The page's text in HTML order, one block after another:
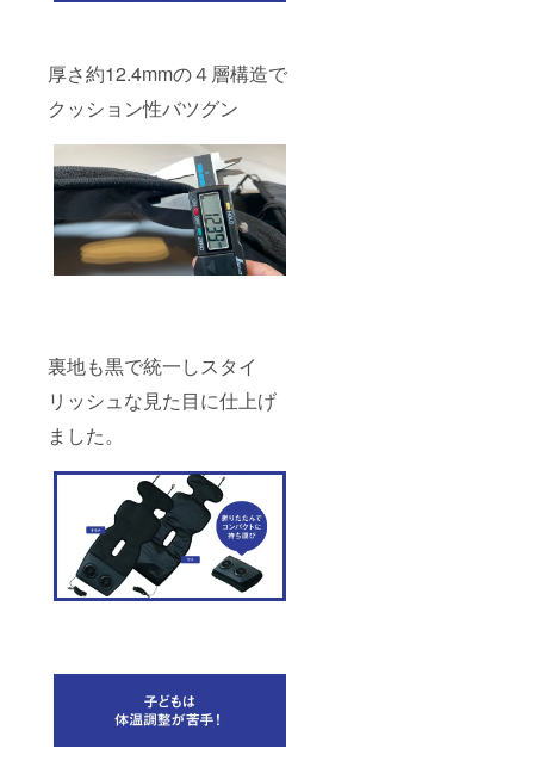
厚さ約12.4mmの４層構造で
クッション性バツグン
裏地も黒で統一しスタイ
リッシュな見た目に仕上げ
ました。